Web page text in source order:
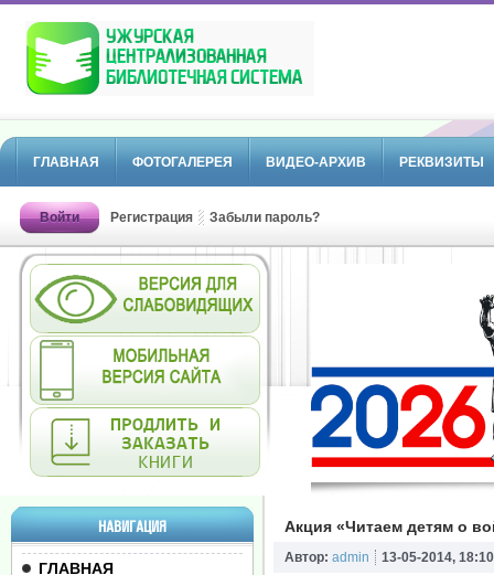
ГЛАВНАЯ ФОТОГАЛЕРЕЯ ВИДЕО-АРХИВ РЕКВИЗИТЫ
Войти Регистрация Забыли пароль?
НАВИГАЦИЯ
ГЛАВНАЯ
Акция «Читаем детям о
Автор: admin 13-05-2014, 18:10